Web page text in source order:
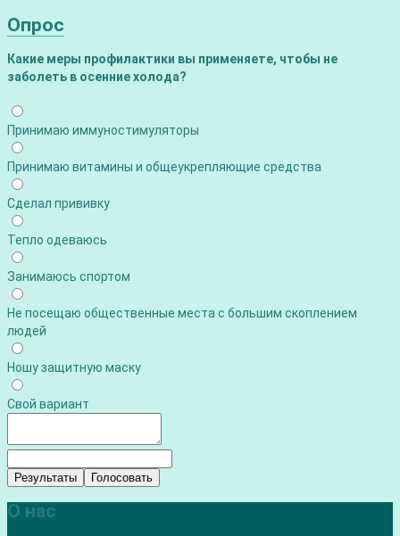
Опрос
Какие меры профилактики вы применяете, чтобы не
заболеть в осенние холода?
Принимаю иммуностимуляторы
Принимаю витамины и общеукрепляющие средства
Сделал прививку
Тепло одеваюсь
Занимаюсь спортом
Не посещаю общественные места с большим скоплением
людей
Ношу защитную маску
Свой вариант
Результаты Голосовать
О нас